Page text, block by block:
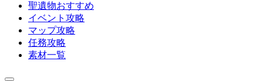
聖遺物おすすめ
イベント攻略
マップ攻略
任務攻略
素材一覧